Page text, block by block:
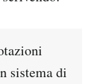
sistema di